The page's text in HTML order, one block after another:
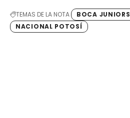
TEMAS DE LA NOTA BOCA JUNIORS
NACIONAL POTOSÍ